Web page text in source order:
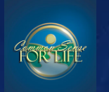
СМОТРЕТЬ